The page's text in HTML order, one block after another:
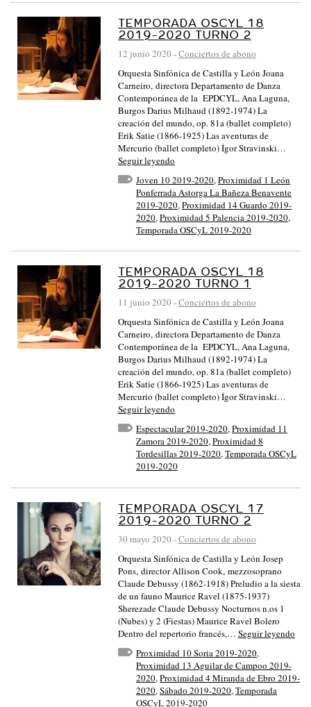
TEMPORADA OSCYL 18
2019-2020 TURNO 2
12 junio 2020 -Conciertos de abono
Orquesta Sinfónica de Castilla y León Joana
Carneiro, directora Departamento de Danza
Contemporánea de la EPDCYL, Ana Laguna,
Burgos Darius Milhaud (1892-1974) La
creación del mundo, op. 81a (ballet completo)
Erik Satie (1866-1925) Las aventuras de
Mercurio (ballet completo) Ígor Stravinski…
Seguir leyendo
Joven 10 2019-2020,Proximidad 1 León
Ponferrada Astorga La Bañeza Benavente
2019-2020,Proximidad 14 Guardo 2019-
2020,Proximidad 5 Palencia 2019-2020,
Temporada OSCyL 2019-2020
TEMPORADA OSCYL 18
2019-2020 TURNO 1
11 junio 2020 -Conciertos de abono
Orquesta Sinfónica de Castilla y León Joana
Carneiro, directora Departamento de Danza
Contemporánea de la EPDCYL, Ana Laguna,
Burgos Darius Milhaud (1892-1974) La
creación del mundo, op. 81a (ballet completo)
Erik Satie (1866-1925) Las aventuras de
Mercurio (ballet completo) Ígor Stravinski…
Seguir leyendo
Espectacular 2019-2020,Proximidad 11
Zamora 2019-2020,Proximidad 8
Tordesillas 2019-2020,Temporada OSCyL
2019-2020
TEMPORADA OSCYL 17
2019-2020 TURNO 2
30 mayo 2020 -Conciertos de abono
Orquesta Sinfónica de Castilla y León Josep
Pons, director Allison Cook, mezzosoprano
Claude Debussy (1862-1918) Preludio a la siesta
de un fauno Maurice Ravel (1875-1937)
Sherezade Claude Debussy Nocturnos n.os 1
(Nubes) y 2 (Fiestas) Maurice Ravel Bolero
Dentro del repertorio francés,… Seguir leyendo
Proximidad 10 Soria 2019-2020,
Proximidad 13 Aguilar de Campoo 2019-
2020,Proximidad 4 Miranda de Ebro 2019-
2020,Sábado 2019-2020,Temporada
OSCyL 2019-2020